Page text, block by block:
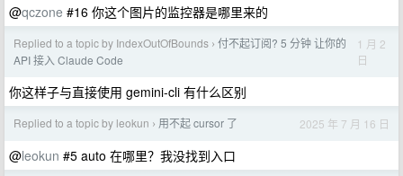
@qczone #16 你这个图片的监控器是哪里来的
Replied to a topic by IndexOutOfBounds › 付不起订阅? 5 分钟 让你的
API 接入 Claude Code
1 月 2
日
你这样子与直接使用 gemini-cli 有什么区别
Replied to a topic by leokun › 用不起 cursor 了 2025 年 7 月 16 日
@leokun #5 auto 在哪里？我没找到入口